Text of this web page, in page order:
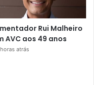
Rui Malheiro
AVC aos 49 anos
atrás